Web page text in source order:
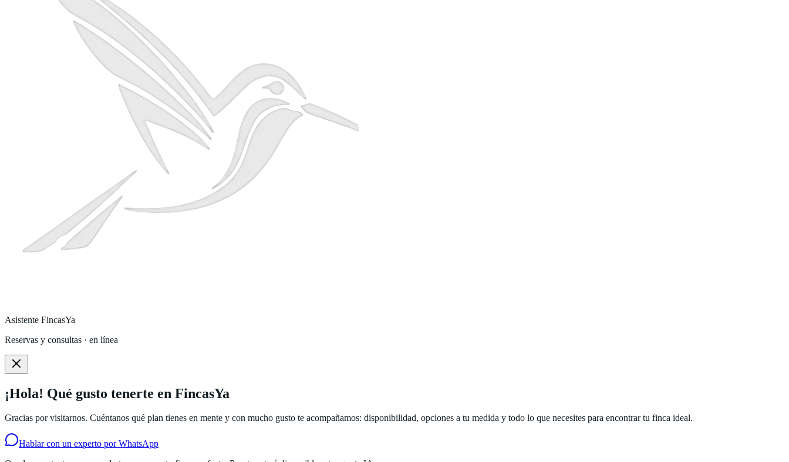
Asistente FincasYa
Reservas y consultas · en línea
¡Hola! Qué gusto tenerte en FincasYa
Gracias por visitarnos. Cuéntanos qué plan tienes en mente y con mucho gusto te acompañamos: disponibilidad, opciones a tu medida y todo lo que necesites para encontrar tu finca ideal.
Hablar con un experto por WhatsApp